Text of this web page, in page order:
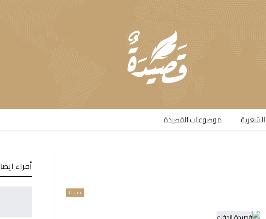
موضوعات القصيدة​
سوريا
أقراء ايضا